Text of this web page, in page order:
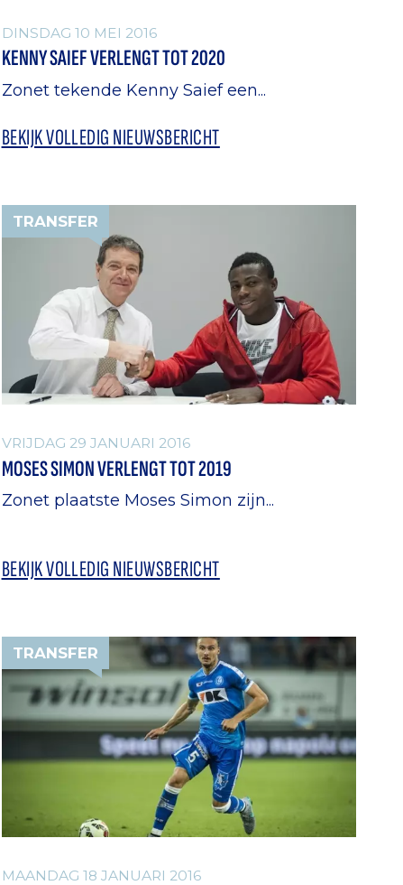
DINSDAG 10 MEI 2016
KENNY SAIEF VERLENGT TOT 2020
Zonet tekende Kenny Saief een...
BEKIJK VOLLEDIG NIEUWSBERICHT
TRANSFER
VRIJDAG 29 JANUARI 2016
MOSES SIMON VERLENGT TOT 2019
Zonet plaatste Moses Simon zijn...
BEKIJK VOLLEDIG NIEUWSBERICHT
TRANSFER
MAANDAG 18 JANUARI 2016